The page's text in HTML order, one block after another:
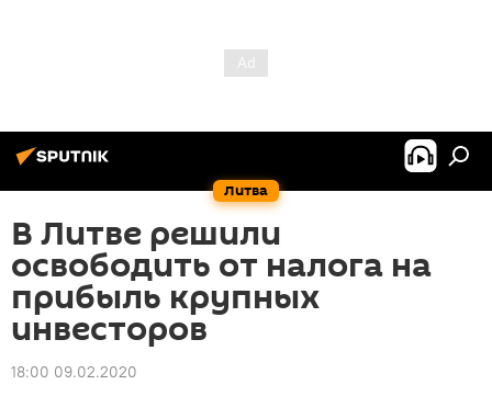
Литва
В Литве решили
освободить от налога на
прибыль крупных
инвесторов
18:00 09.02.2020